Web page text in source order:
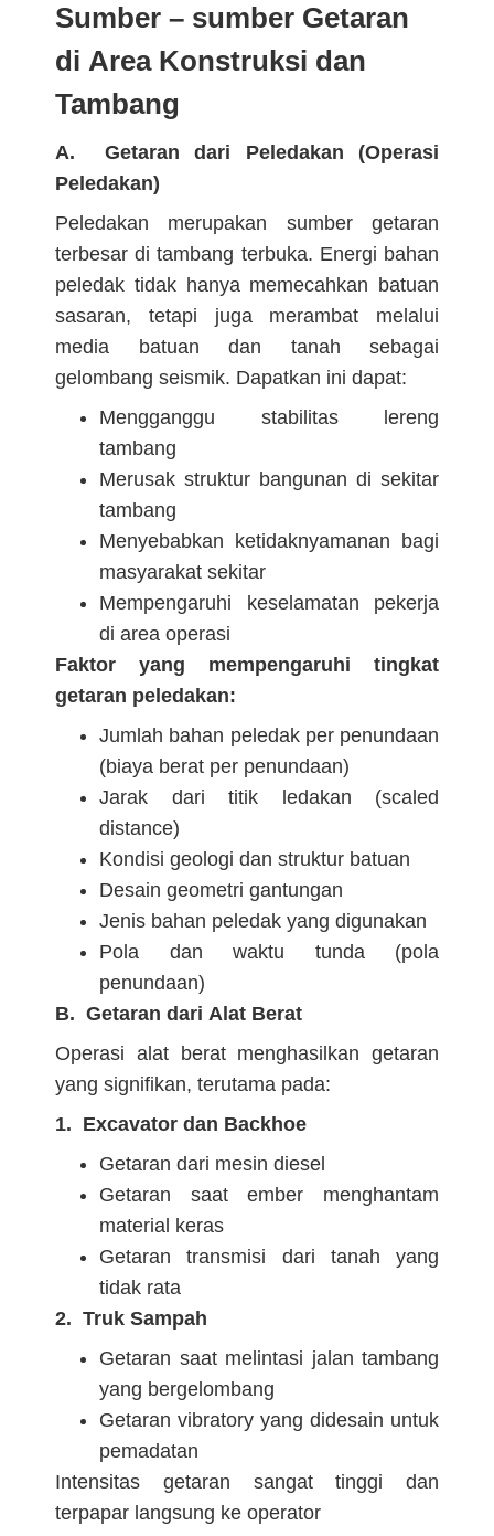
Sumber – sumber Getaran
di Area Konstruksi dan
Tambang
A. Getaran dari Peledakan (Operasi
Peledakan)
Peledakan merupakan sumber getaran
terbesar di tambang terbuka. Energi bahan
peledak tidak hanya memecahkan batuan
sasaran, tetapi juga merambat melalui
media batuan dan tanah sebagai
gelombang seismik. Dapatkan ini dapat:
Mengganggu stabilitas lereng
tambang
Merusak struktur bangunan di sekitar
tambang
Menyebabkan ketidaknyamanan bagi
masyarakat sekitar
Mempengaruhi keselamatan pekerja
di area operasi
Faktor yang mempengaruhi tingkat
getaran peledakan:
Jumlah bahan peledak per penundaan
(biaya berat per penundaan)
Jarak dari titik ledakan (scaled
distance)
Kondisi geologi dan struktur batuan
Desain geometri gantungan
Jenis bahan peledak yang digunakan
Pola dan waktu tunda (pola
penundaan)
B. Getaran dari Alat Berat
Operasi alat berat menghasilkan getaran
yang signifikan, terutama pada:
1. Excavator dan Backhoe
Getaran dari mesin diesel
Getaran saat ember menghantam
material keras
Getaran transmisi dari tanah yang
tidak rata
2. Truk Sampah
Getaran saat melintasi jalan tambang
yang bergelombang
Getaran vibratory yang didesain untuk
pemadatan
Intensitas getaran sangat tinggi dan
terpapar langsung ke operator